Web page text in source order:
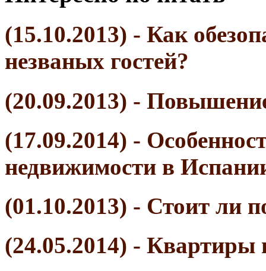
(15.10.2013) - Как
незваных гостей?
(20.09.2013) -
(17.09.2014) -
недвижимости в
(01.10.2013) - Стоит ли
(24.05.2014) - Квартиры